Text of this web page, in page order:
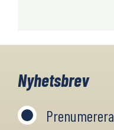
Nyhetsbrev
Prenumerera